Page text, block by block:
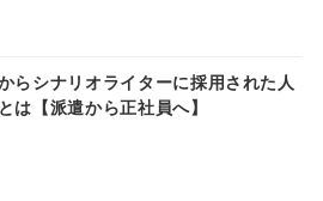
らシナリオライターに採用された人
は【派遣から正社員へ】